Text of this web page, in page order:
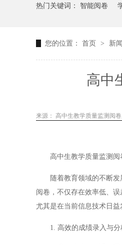
热门关键词： 智能阅卷
您的位置： 首页 > 新
高中
来源： 高中生教学质量监测阅
高中生教学质量监测阅
随着教育领域的不断发展
阅卷，不仅存在效率低、
尤其是在当前信息技术日
1. 高效的成绩录入与分